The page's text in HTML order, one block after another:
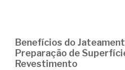
Benefícios do
Preparação de
Revestimento